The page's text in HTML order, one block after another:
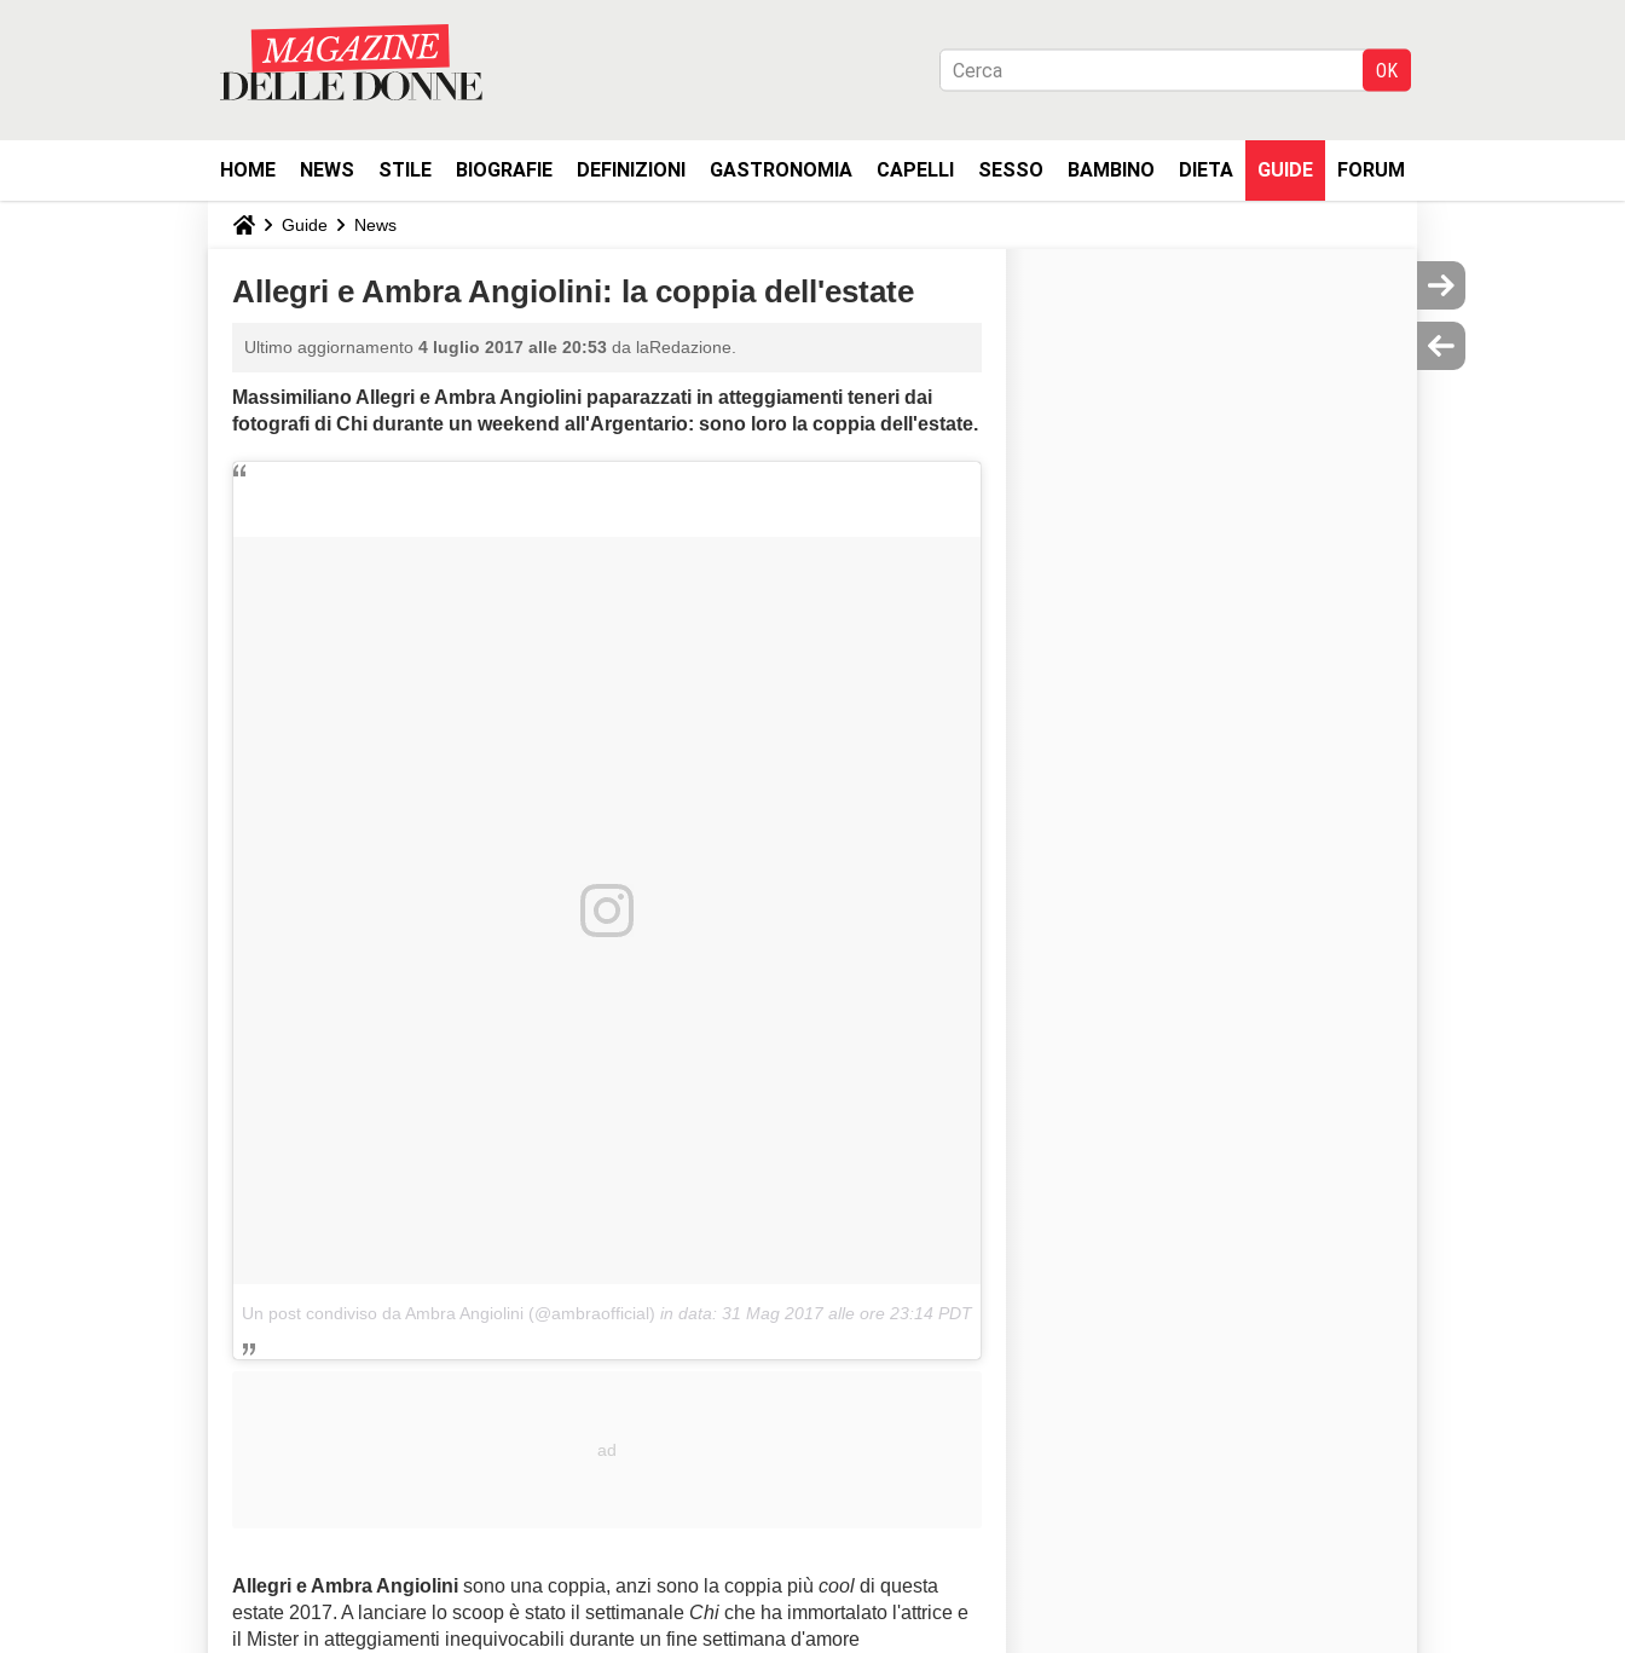
HOME NEWS STILE BIOGRAFIE DEFINIZIONI GASTRONOMIA CAPELLI SESSO BAMBINO DIETA GUIDE FORUM
Guide News
Allegri e Ambra Angiolini: la coppia dell'estate
Ultimo aggiornamento 4 luglio 2017 alle 20:53 da laRedazione.
Massimiliano Allegri e Ambra Angiolini paparazzati in atteggiamenti teneri dai
fotografi di Chi durante un weekend all'Argentario: sono loro la coppia dell'estate.
Un post condiviso da Ambra Angiolini (@ambraofficial) in data: 31 Mag 2017 alle ore 23:14 PDT
Allegri e Ambra Angiolini sono una coppia, anzi sono la coppia più cool di questa
estate 2017. A lanciare lo scoop è stato il settimanale Chi che ha immortalato l'attrice e
il Mister in atteggiamenti inequivocabili durante un fine settimana d'amore